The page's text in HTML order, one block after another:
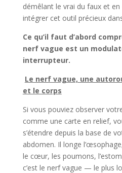
démêlant le vrai du faux et
intégrer cet outil précieux
Ce qu’il faut d’abord
nerf vague est un
interrupteur.
Le nerf vague, une
et le corps
Si vous pouviez observer
comme une carte en relief,
s’étendre depuis la base de
abdomen. Il longe
le cœur, les poumons,
c’est le nerf vague — le plus